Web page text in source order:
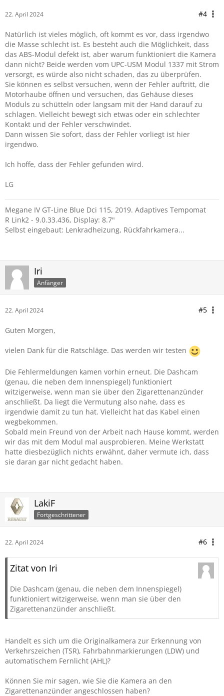
22. April 2024 #4
Natürlich ist vieles möglich, oft kommt es vor, dass irgendwo
die Masse schlecht ist. Es besteht auch die Möglichkeit, dass
das ABS-Modul defekt ist, aber warum funktioniert die Kamera
dann nicht? Beide werden vom UPC-USM Modul 1337 mit Strom
versorgt, es würde also nicht schaden, das zu überprüfen.
Sie können es selbst versuchen, wenn der Fehler auftritt, die
Motorhaube öffnen und versuchen, das Gehäuse dieses
Moduls zu schütteln oder langsam mit der Hand darauf zu
schlagen. Vielleicht bewegt sich etwas oder ein schlechter
Kontakt und der Fehler verschwindet.
Dann wissen Sie sofort, dass der Fehler vorliegt ist hier
irgendwo.
Ich hoffe, dass der Fehler gefunden wird.
LG
Megane IV GT-Line Blue Dci 115, 2019. Adaptives Tempomat
R Link2 - 9.0.33.436, Display: 8.7"
Selbst eingebaut: Lenkradheizung, Rückfahrkamera...
Iri
Anfänger
22. April 2024 #5
Guten Morgen,
vielen Dank für die Ratschläge. Das werden wir testen
Die Fehlermeldungen kamen vorhin erneut. Die Dashcam
(genau, die neben dem Innenspiegel) funktioniert
witzigerweise, wenn man sie über den Zigarettenanzünder
anschließt. Da liegt die Vermutung also nahe, dass es
irgendwie damit zu tun hat. Vielleicht hat das Kabel einen
wegbekommen.
Sobald mein Freund von der Arbeit nach Hause kommt, werden
wir das mit dem Modul mal ausprobieren. Meine Werkstatt
hatte diesbezüglich nichts erwähnt, daher vermute ich, dass
sie daran gar nicht gedacht haben.
LakiF
Fortgeschrittener
22. April 2024 #6
Zitat von Iri
Die Dashcam (genau, die neben dem Innenspiegel)
funktioniert witzigerweise, wenn man sie über den
Zigarettenanzünder anschließt.
Handelt es sich um die Originalkamera zur Erkennung von
Verkehrszeichen (TSR), Fahrbahnmarkierungen (LDW) und
automatischem Fernlicht (AHL)?
Können Sie mir sagen, wie Sie die Kamera an den
Zigarettenanzünder angeschlossen haben?